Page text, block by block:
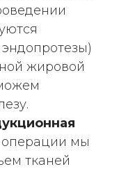
жировой
операции мы
тканей